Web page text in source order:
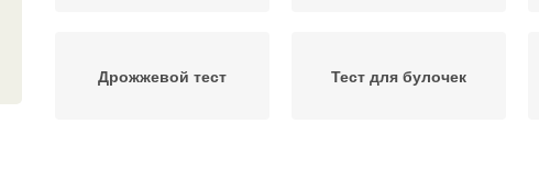
Дрожжевой тест Тест для булочек